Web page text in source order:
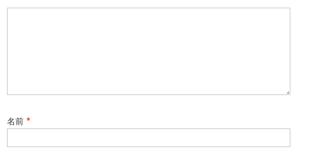
名前 *